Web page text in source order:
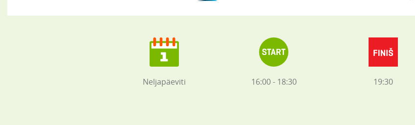
Neljapäeviti 16:00 - 18:30 19:30